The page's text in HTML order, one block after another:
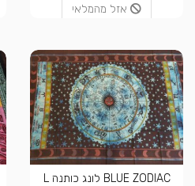
אזל מהמלאי
BLUE ZODIAC לונג כותנה L